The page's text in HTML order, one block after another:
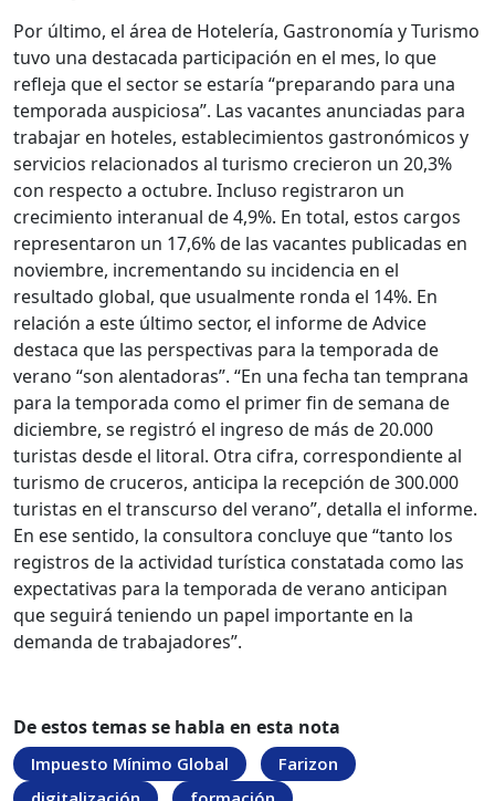
Por último, el área de Hotelería, Gastronomía y Turismo
tuvo una destacada participación en el mes, lo que
refleja que el sector se estaría “preparando para una
temporada auspiciosa”. Las vacantes anunciadas para
trabajar en hoteles, establecimientos gastronómicos y
servicios relacionados al turismo crecieron un 20,3%
con respecto a octubre. Incluso registraron un
crecimiento interanual de 4,9%. En total, estos cargos
representaron un 17,6% de las vacantes publicadas en
noviembre, incrementando su incidencia en el
resultado global, que usualmente ronda el 14%. En
relación a este último sector, el informe de Advice
destaca que las perspectivas para la temporada de
verano “son alentadoras”. “En una fecha tan temprana
para la temporada como el primer fin de semana de
diciembre, se registró el ingreso de más de 20.000
turistas desde el litoral. Otra cifra, correspondiente al
turismo de cruceros, anticipa la recepción de 300.000
turistas en el transcurso del verano”, detalla el informe.
En ese sentido, la consultora concluye que “tanto los
registros de la actividad turística constatada como las
expectativas para la temporada de verano anticipan
que seguirá teniendo un papel importante en la
demanda de trabajadores”.
De estos temas se habla en esta nota
Impuesto Mínimo Global
Farizon